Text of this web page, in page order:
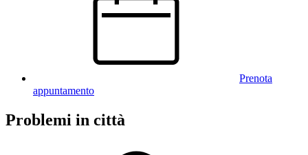
Prenota
appuntamento
Problemi in città